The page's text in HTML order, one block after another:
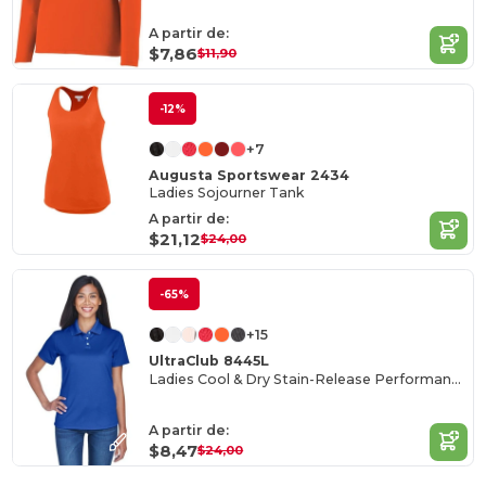
A partir de:
$7,86$11,90
-12%
+7
Augusta Sportswear 2434
Ladies Sojourner Tank
A partir de:
$21,12$24,00
-65%
+15
UltraClub 8445L
Ladies Cool & Dry Stain-Release Performance Polo
A partir de:
$8,47$24,00